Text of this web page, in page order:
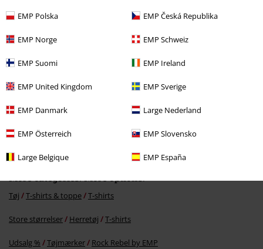
EMP Polska EMP Česká Republika
EMP Norge EMP Schweiz
EMP Suomi EMP Ireland
EMP United Kingdom EMP Sverige
EMP Danmark Large Nederland
EMP Österreich EMP Slovensko
Large Belgique EMP España
33% RABAT
MSRP kr 299.95
Tøj T-shirts & toppe T-shirts
Store størrelser Herretøj T-shirts
Udsalg % Tøjmærker Rock Rebel by EMP